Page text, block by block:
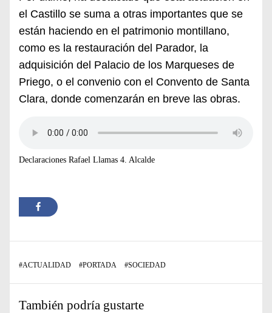
el Castillo se suma a otras importantes que se
están haciendo en el patrimonio montillano,
como es la restauración del Parador, la
adquisición del Palacio de los Marqueses de
Priego, o el convenio con el Convento de Santa
Clara, donde comenzarán en breve las obras.
Declaraciones Rafael Llamas 4. Alcalde
#ACTUALIDAD #PORTADA #SOCIEDAD
También podría gustarte